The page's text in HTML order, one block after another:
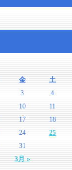
金 土
3月 »
3
4
10
11
17
18
24
25
31